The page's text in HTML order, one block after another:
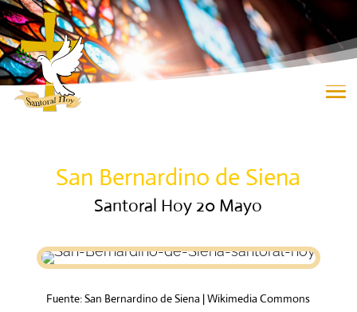
San Bernardino de Siena
Santoral Hoy 20 Mayo
Fuente: San Bernardino de Siena | Wikimedia Commons